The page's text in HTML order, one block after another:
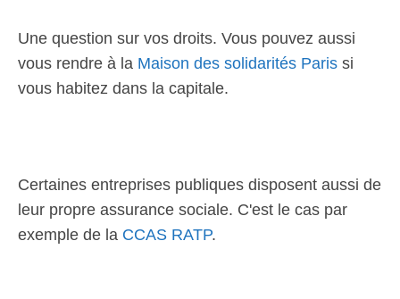
Une question sur vos droits. Vous pouvez aussi
vous rendre à la Maison des solidarités Paris si
vous habitez dans la capitale.
Certaines entreprises publiques disposent aussi de
leur propre assurance sociale. C'est le cas par
exemple de la CCAS RATP.